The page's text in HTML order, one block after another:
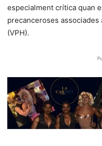
especialment crítica quan
precanceroses associades
(VPH).